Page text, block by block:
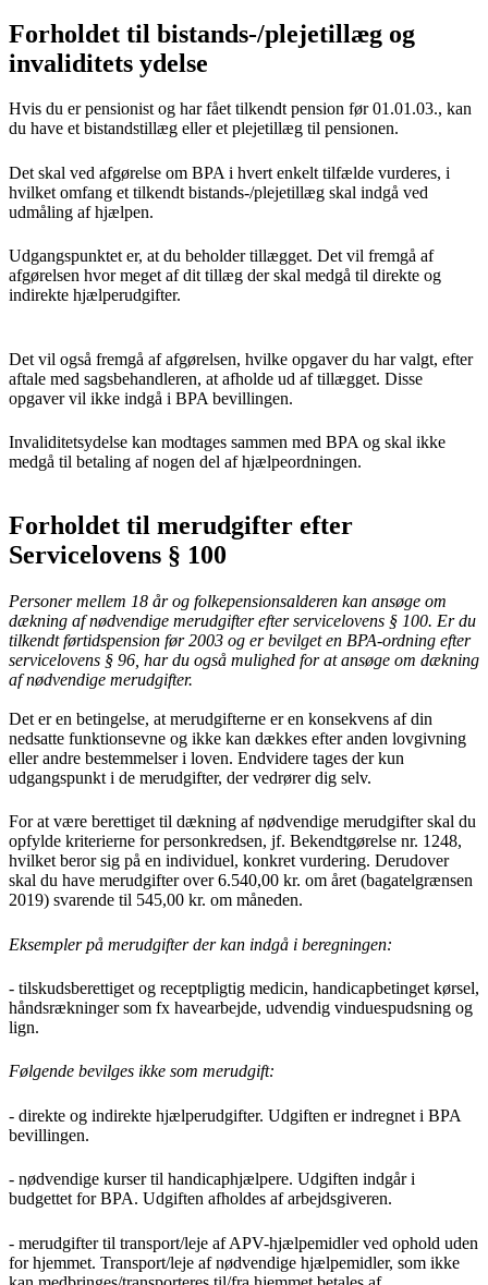
Forholdet til bistands-/plejetillæg og
invaliditets ydelse
Hvis du er pensionist og har fået tilkendt pension før 01.01.03., kan
du have et bistandstillæg eller et plejetillæg til pensionen.
Det skal ved afgørelse om BPA i hvert enkelt tilfælde vurderes, i
hvilket omfang et tilkendt bistands-/plejetillæg skal indgå ved
udmåling af hjælpen.
Udgangspunktet er, at du beholder tillægget. Det vil fremgå af
afgørelsen hvor meget af dit tillæg der skal medgå til direkte og
indirekte hjælperudgifter.
Det vil også fremgå af afgørelsen, hvilke opgaver du har valgt, efter
aftale med sagsbehandleren, at afholde ud af tillægget. Disse
opgaver vil ikke indgå i BPA bevillingen.
Invaliditetsydelse kan modtages sammen med BPA og skal ikke
medgå til betaling af nogen del af hjælpeordningen.
Forholdet til merudgifter efter
Servicelovens § 100
Personer mellem 18 år og folkepensionsalderen kan ansøge om
dækning af nødvendige merudgifter efter servicelovens § 100. Er du
tilkendt førtidspension før 2003 og er bevilget en BPA-ordning efter
servicelovens § 96, har du også mulighed for at ansøge om dækning
af nødvendige merudgifter.
Det er en betingelse, at merudgifterne er en konsekvens af din
nedsatte funktionsevne og ikke kan dækkes efter anden lovgivning
eller andre bestemmelser i loven. Endvidere tages der kun
udgangspunkt i de merudgifter, der vedrører dig selv.
For at være berettiget til dækning af nødvendige merudgifter skal du
opfylde kriterierne for personkredsen, jf. Bekendtgørelse nr. 1248,
hvilket beror sig på en individuel, konkret vurdering. Derudover
skal du have merudgifter over 6.540,00 kr. om året (bagatelgrænsen
2019) svarende til 545,00 kr. om måneden.
Eksempler på merudgifter der kan indgå i beregningen:
- tilskudsberettiget og receptpligtig medicin, handicapbetinget kørsel,
håndsrækninger som fx havearbejde, udvendig vinduespudsning og
lign.
Følgende bevilges ikke som merudgift:
- direkte og indirekte hjælperudgifter. Udgiften er indregnet i BPA
bevillingen.
- nødvendige kurser til handicaphjælpere. Udgiften indgår i
budgettet for BPA. Udgiften afholdes af arbejdsgiveren.
- merudgifter til transport/leje af APV-hjælpemidler ved ophold uden
for hjemmet. Transport/leje af nødvendige hjælpemidler, som ikke